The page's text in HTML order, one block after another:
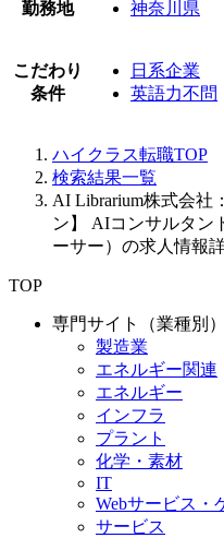
勤務地 神奈川県
こだわり
条件
日系企業
英語力不問
ハイクラス転職TOP
検索結果一覧
AI Librarium株式会社
ン】 AIコンサルタン
ーサー）の求人情報
TOP
専門サイト（業種別）
製造業
エネルギー関連
エネルギー
インフラ
プラント
化学・素材
IT
Webサービス・
サービス